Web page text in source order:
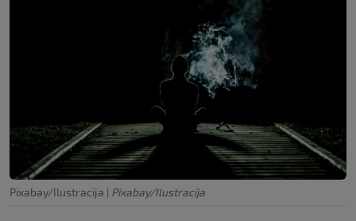
Pixabay/Ilustracija | Pixabay/Ilustracija